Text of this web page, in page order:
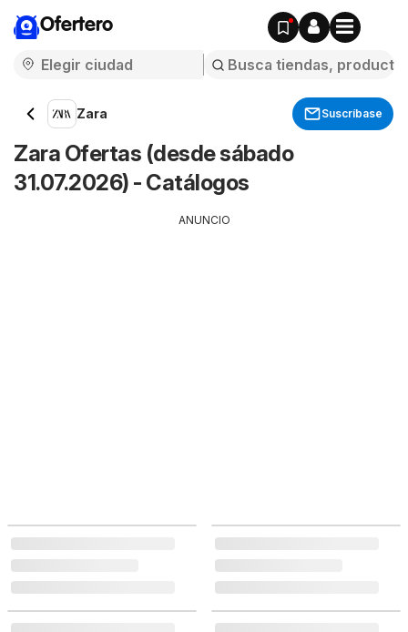
Ofertero
Zara Suscríbase
Zara Ofertas (desde sábado
31.07.2026) - Catálogos
ANUNCIO